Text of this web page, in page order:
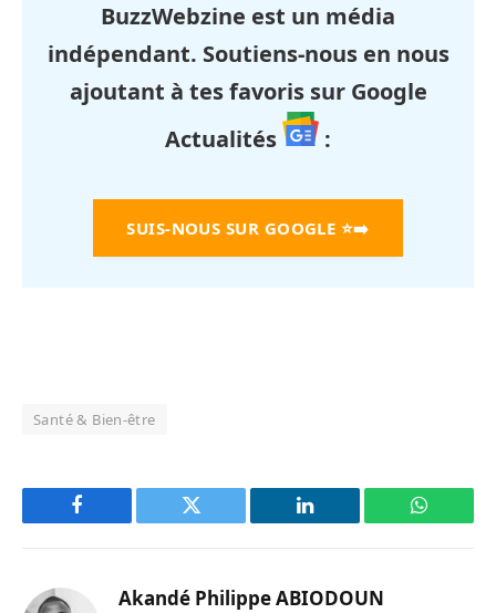
BuzzWebzine est un média
indépendant. Soutiens-nous en nous
ajoutant à tes favoris sur Google
Actualités
:
SUIS-NOUS SUR GOOGLE ⭐➡️
Santé & Bien-être
Facebook Twitter LinkedIn
Akandé Philippe ABIODOUN